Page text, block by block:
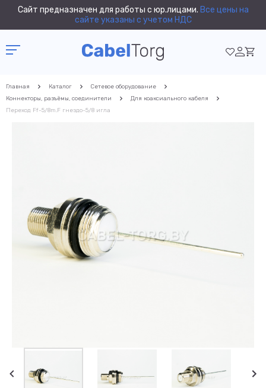
Сайт предназначен для работы с юр.лицами. Все цены на
сайте указаны с учетом НДС
Главная Каталог
Сетевое оборудование
Коннекторы, разъёмы, соединители
Для коаксиального кабеля
Переход Ff-5/8m.F гнездо-5/8 игла